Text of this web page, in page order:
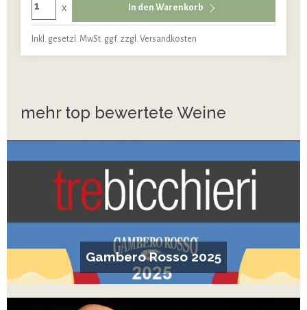
x In den Warenkorb
Inkl. gesetzl. MwSt. ggf. zzgl. Versandkosten
mehr top bewertete Weine
Gambero Rosso 2025